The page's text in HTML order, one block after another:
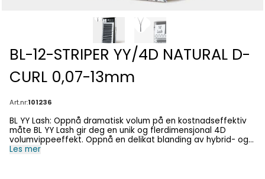
BL-12-STRIPER YY/4D NATURAL D-
CURL 0,07-13mm
Art.nr:101236
BL YY Lash: Oppnå dramatisk volum på en kostnadseffektiv
måte BL YY Lash gir deg en unik og flerdimensjonal 4D
volumvippeeffekt. Oppnå en delikat blanding av hybrid- og
volumvipper med disse myke og fjærlette vippene som gir
Les mer